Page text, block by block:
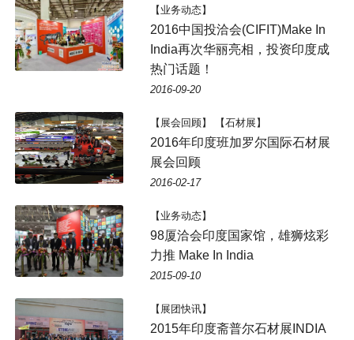
【业务动态】
2016中国投洽会(CIFIT)Make In
India再次华丽亮相，投资印度成
热门话题！
2016-09-20
【展会回顾】 【石材展】
2016年印度班加罗尔国际石材展
展会回顾
2016-02-17
【业务动态】
98厦洽会印度国家馆，雄狮炫彩
力推 Make In India
2015-09-10
【展团快讯】
2015年印度斋普尔石材展INDIA